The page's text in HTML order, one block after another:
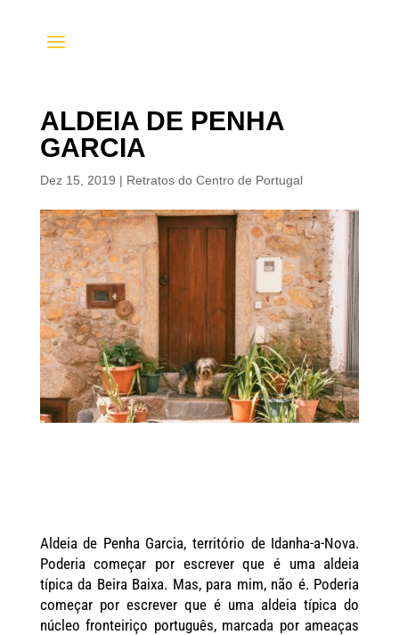
ALDEIA DE PENHA
GARCIA
Dez 15, 2019 | Retratos do Centro de Portugal
Aldeia de Penha Garcia, território de Idanha-a-Nova.
Poderia começar por escrever que é uma aldeia
típica da Beira Baixa. Mas, para mim, não é. Poderia
começar por escrever que é uma aldeia típica do
núcleo fronteiriço português, marcada por ameaças